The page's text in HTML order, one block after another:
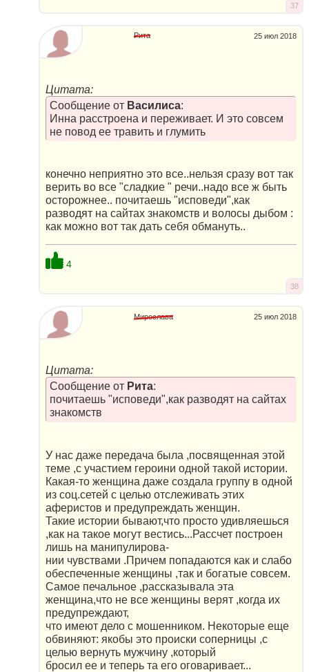
37
25 июл 2018
Рита
Цитата:
Сообщение от Василиса:
Инна расстроена и переживает. И это совсем
не повод ее травить и глумить
конечно неприятно это все..нельзя сразу вот так
верить во все "сладкие " речи..надо все ж быть
осторожнее.. почитаешь "исповеди",как
разводят на сайтах знакомств и волосы дыбом :
как можно вот так дать себя обмануть..
4
38
25 июл 2018
Мирослава
Цитата:
Сообщение от Рита:
почитаешь "исповеди",как разводят на сайтах
знакомств
У нас даже передача была ,посвященная этой
теме ,с участием героини одной такой истории.
Какая-то женщина даже создала группу в одной
из соц.сетей с целью отслеживать этих
аферистов и предупреждать женщин.
Такие истории бывают,что просто удивляешься
,как на такое могут вестись...Рассчет построен
лишь на манипулирова-
нии чувствами .Причем попадаются как и слабо
обеспеченные женщины ,так и богатые совсем.
Самое печальное ,рассказывала эта
женщина,что не все женщины верят ,когда их
предупреждают,
что имеют дело с мошенником. Некоторые еще
обвиняют: якобы это происки соперницы ,с
целью вернуть мужчину ,который
бросил ее и теперь та его оговаривает...